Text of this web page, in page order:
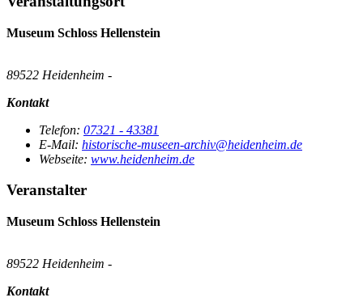
Museum Schloss Hellenstein
89522 Heidenheim -
Kontakt
Telefon: 07321 - 43381
E-Mail: historische-museen-archiv@heidenheim.de
Webseite: www.heidenheim.de
Veranstalter
Museum Schloss Hellenstein
89522 Heidenheim -
Kontakt